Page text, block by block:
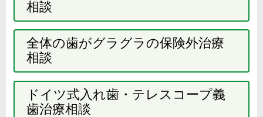
相談
全体の歯がグラグラの保険外治療
相談
ドイツ式入れ歯・テレスコープ義
歯治療相談